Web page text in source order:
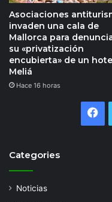
Asociaciones
invaden una cala de
Mallorca para
su «privatización
encubierta» de un hotel
Meliá
Hace 16 horas
Categories
Noticias